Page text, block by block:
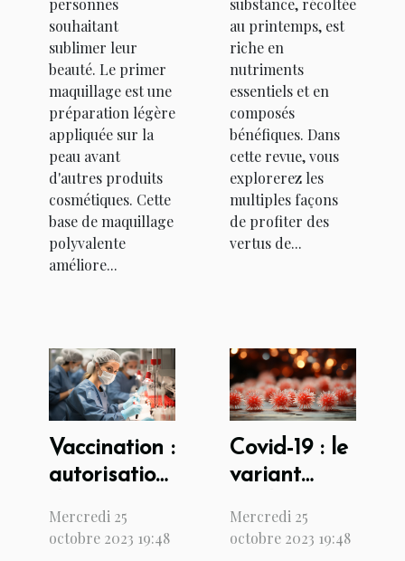
personnes
souhaitant
sublimer leur
beauté. Le primer
maquillage est une
préparation légère
appliquée sur la
peau avant
d'autres produits
cosmétiques. Cette
base de maquillage
polyvalente
améliore...
substance, récoltée
au printemps, est
riche en
nutriments
essentiels et en
composés
bénéfiques. Dans
cette revue, vous
explorerez les
multiples façons
de profiter des
vertus de...
Vaccination :
autorisation
Johnson &
Mercredi 25
octobre 2023 19:48
Covid-19 : le
variant
il létal ?
Mercredi 25
octobre 2023 19:48